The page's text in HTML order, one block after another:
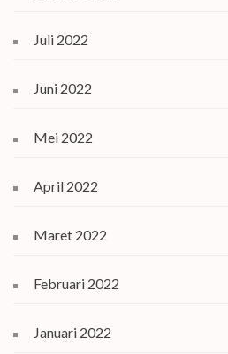
Juli 2022
Juni 2022
Mei 2022
April 2022
Maret 2022
Februari 2022
Januari 2022